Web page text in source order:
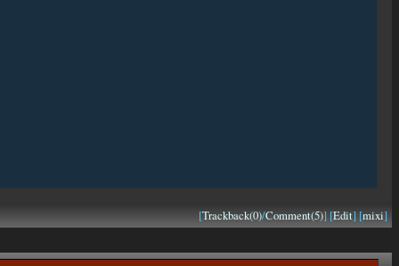
[Trackback(0)/Comment(5)] [Edit] [mixi]